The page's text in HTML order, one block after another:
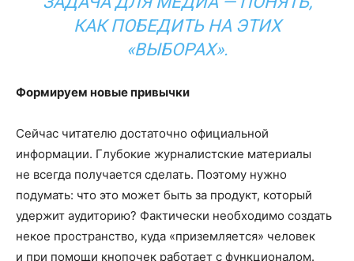
КАК ПОБЕДИТЬ НА ЭТИХ
«ВЫБОРАХ».
Формируем новые привычки
Сейчас читателю достаточно официальной
информации. Глубокие журналистские материалы
не всегда получается сделать. Поэтому нужно
подумать: что это может быть за продукт, который
удержит аудиторию? Фактически необходимо создать
некое пространство, куда «приземляется» человек
и при помощи кнопочек работает с функционалом.